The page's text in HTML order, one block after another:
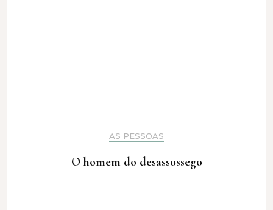
AS PESSOAS
O homem do desassossego